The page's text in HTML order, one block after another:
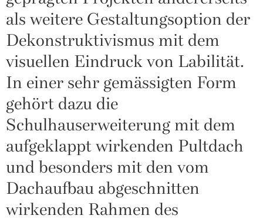
als weitere Gestaltungsoption der
Dekonstruktivismus mit dem
visuellen Eindruck von Labilität.
In einer sehr gemässigten Form
gehört dazu die
Schulhauserweiterung mit dem
aufgeklappt wirkenden Pultdach
und besonders mit den vom
Dachaufbau abgeschnitten
wirkenden Rahmen des